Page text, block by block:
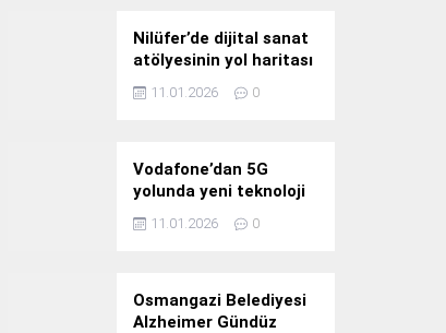
Nilüfer’de dijital sanat
atölyesinin yol haritası
konuşuldu
11.01.2026 0
Vodafone’dan 5G
yolunda yeni teknoloji
yatırımı
11.01.2026 0
Osmangazi Belediyesi
Alzheimer Gündüz